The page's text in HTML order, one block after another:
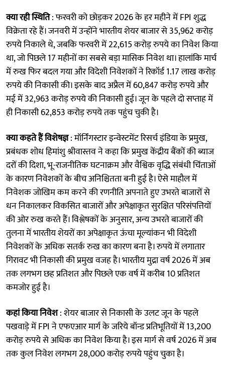
क्या रही स्थिति: फरवरी को छोड़कर 2026 के हर महीने में FPI शुद्ध
विक्रेता रहे हैं। जनवरी में उन्होंने भारतीय शेयर बाजार से 35,962 करोड़
रुपये निकाले थे, जबकि फरवरी में 22,615 करोड़ रुपये का निवेश किया
था, जो पिछले 17 महीनों का सबसे बड़ा मासिक निवेश था। हालांकि मार्च
में रुख फिर बदल गया और विदेशी निवेशकों ने रिकॉर्ड 1.17 लाख करोड़
रुपये की निकासी की। इसके बाद अप्रैल में 60,847 करोड़ रुपये और
मई में 32,963 करोड़ रुपये की निकासी हुई। जून के पहले दो सप्ताह में
ही निकासी 62,853 करोड़ रुपये तक पहुंच चुकी है।
क्या कहते हैं विशेषज्ञ: मॉर्निंगस्टार इन्वेस्टमेंट रिसर्च इंडिया के प्रमुख,
प्रबंधक शोध हिमांशु श्रीवास्तव ने कहा कि प्रमुख केंद्रीय बैंकों की ब्याज
दरों की दिशा, भू-राजनीतिक घटनाक्रम और वैश्विक वृद्धि संबंधी चिंताओं
के कारण निवेशकों के बीच अनिश्चितता बनी हुई है। ऐसे माहौल में
निवेशक जोखिम कम करने की रणनीति अपनाते हुए उभरते बाजारों से
धन निकालकर विकसित बाजारों और अपेक्षाकृत सुरक्षित परिसंपत्तियों
की ओर रुख करते हैं। विश्लेषकों के अनुसार, अन्य उभरते बाजारों की
तुलना में भारतीय शेयरों का अपेक्षाकृत ऊंचा मूल्यांकन भी विदेशी
निवेशकों के अधिक सतर्क रुख का कारण बना है। रुपये में लगातार
गिरावट भी निकासी की प्रमुख वजह है। भारतीय मुद्रा वर्ष 2026 में अब
तक लगभग छह प्रतिशत और पिछले एक वर्ष में करीब 10 प्रतिशत
कमजोर हुई है।
कहां किया निवेश: शेयर बाजार से निकासी के उलट जून के पहले
पखवाड़े में FPI ने एफएआर मार्ग के जरिये बॉन्ड प्रतिभूतियों में 13,200
करोड़ रुपये से अधिक का निवेश किया है। इस मार्ग से वर्ष 2026 में अब
तक कुल निवेश लगभग 28,000 करोड़ रुपये पहुंच चुका है।